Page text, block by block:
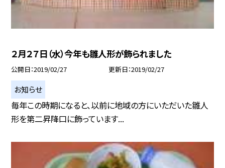
２月２７日（水）今年も雛人形が飾られました
公開日 2019/02/27 更新日 2019/02/27
お知らせ
毎年この時期になると、以前に地域の方にいただいた雛人
形を第二昇降口に飾っています...